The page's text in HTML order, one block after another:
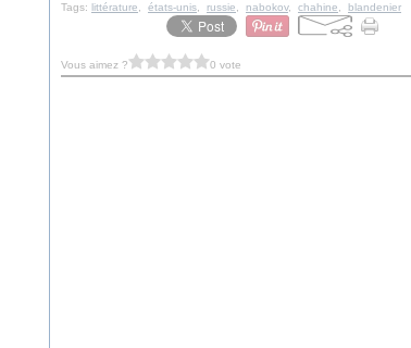
Tags: littérature états-unis russie nabokov, chahine blandenier
Vous aimez ? 0 vote